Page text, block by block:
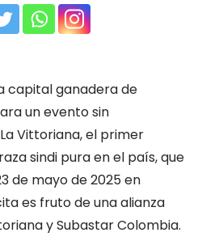
capital ganadera de
un evento sin
Vittoriana, el primer
sindi pura en el país, que
de mayo de 2025 en
es fruto de una alianza
y Subastar Colombia.